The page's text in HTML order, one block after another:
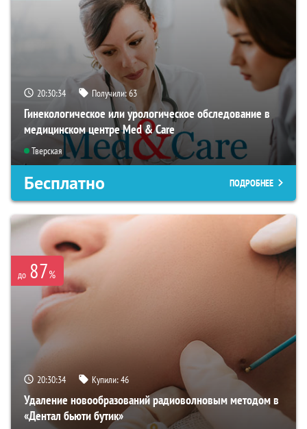
20:30:33 Получили:63
Гинекологическое или урологическое обследование в
медицинском центре Med & Care
Тверская
Бесплатно ПОДРОБНЕЕ
до 87%
20:30:33 Купили:46
Удаление новообразований радиоволновым методом в
«Дентал бьюти бутик»